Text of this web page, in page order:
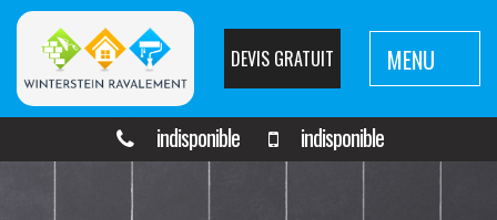
DEVIS GRATUIT MENU
indisponible indisponible